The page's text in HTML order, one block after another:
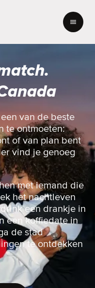
van de beste
te ontmoeten:
of van plan bent
vind je genoeg
met iemand die
het nachtleven
een drankje in
een koffiedate in
de stad
te ontdekken